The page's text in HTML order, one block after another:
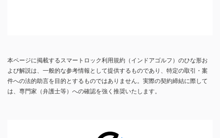
本ページに掲載するスマートロック利用規約（インドアゴルフ）のひな形お
よび解説は、一般的な参考情報として提供するものであり、特定の取引・案
件への法的助言を目的とするものではありません。実際の契約締結に際して
は、専門家（弁護士等）への確認を強く推奨いたします。